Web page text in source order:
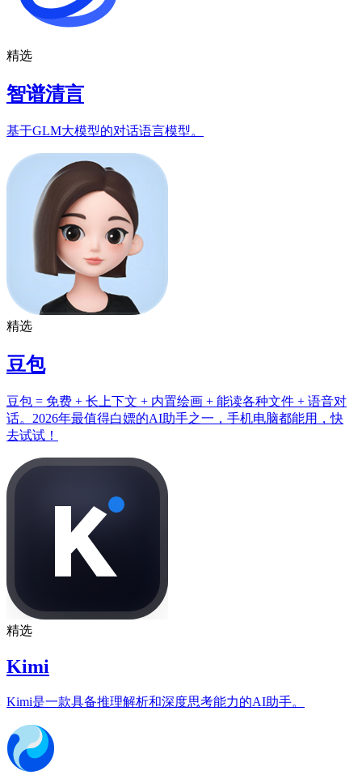
精选
智谱清言
基于GLM大模型的对话语言模型。
精选
豆包
豆包 = 免费 + 长上下文 + 内置绘画 + 能读各种文件 + 语音对
话。2026年最值得白嫖的AI助手之一，手机电脑都能用，快
去试试！
精选
Kimi
Kimi是一款具备推理解析和深度思考能力的AI助手。